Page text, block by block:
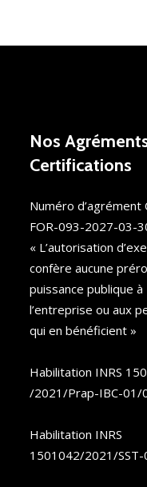
Nos
Certifications
Numéro d’agrément
FOR-093-2027-03-
« L’autorisation
confère aucune
puissance publique à
l’entreprise ou aux
qui en bénéficient »
Habilitation INRS
/2021/Prap-IBC-01/
Habilitation INRS
1501042/2021/